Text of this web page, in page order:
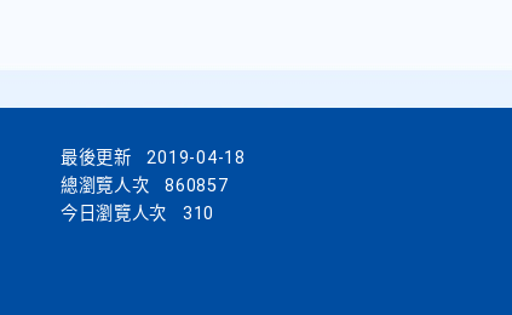
最後更新
2019-04-18
總瀏覽人次
860857
今日瀏覽人次
310